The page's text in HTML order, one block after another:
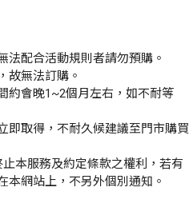
配合活動規則者請勿預購。
故無法訂購。
約會晚1~2個月左右，如不耐等
即取得，不耐久候建議至門市購買
本服務及約定條款之權利，若有
本網站上，不另外個別通知。